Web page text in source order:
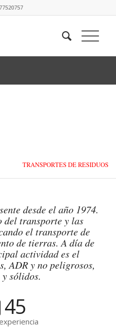
TRANSPORTES DE RESIDUOS
desde el año 1974.
del transporte y las
el transporte de
de tierras. A día de
actividad es el
ADR y no peligrosos,
sólidos.
45